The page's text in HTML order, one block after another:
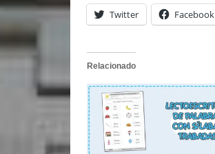
Twitter Facebook
Relacionado